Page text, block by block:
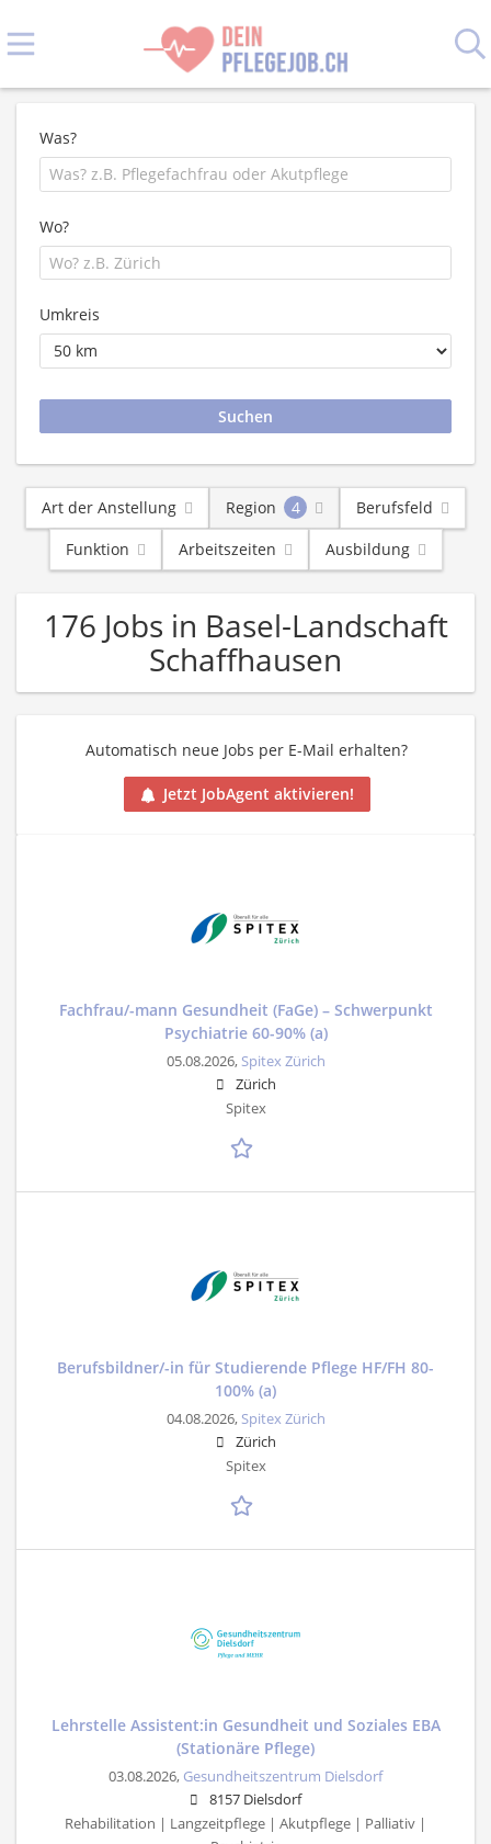
Was?
Wo?
Umkreis
Art der Anstellung Region 4
Berufsfeld
Funktion
Arbeitszeiten Ausbildung
176 Jobs in Basel-Landschaft
Schaffhausen
Automatisch neue Jobs per E-Mail erhalten?
Jetzt JobAgent aktivieren!
Fachfrau/-mann Gesundheit (FaGe) – Schwerpunkt
Psychiatrie 60-90% (a)
05.08.2026, Spitex Zürich
Zürich
Spitex
Berufsbildner/-in für Studierende Pflege HF/FH 80-
100% (a)
04.08.2026, Spitex Zürich
Zürich
Spitex
Lehrstelle Assistent:in Gesundheit und Soziales EBA
(Stationäre Pflege)
03.08.2026, Gesundheitszentrum Dielsdorf
8157 Dielsdorf
Rehabilitation | Langzeitpflege | Akutpflege | Palliativ |